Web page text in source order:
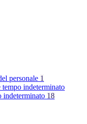
personale 1
tempo indeterminato
indeterminato 18